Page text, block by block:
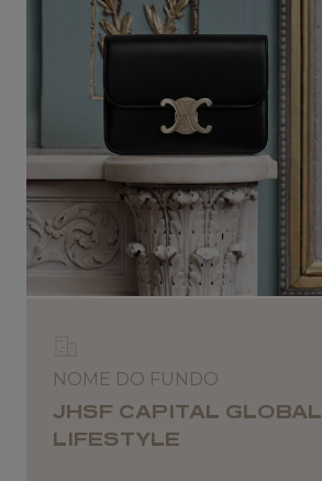
NOME DO FUNDO
JHSF CAPITAL GLOBAL
LIFESTYLE